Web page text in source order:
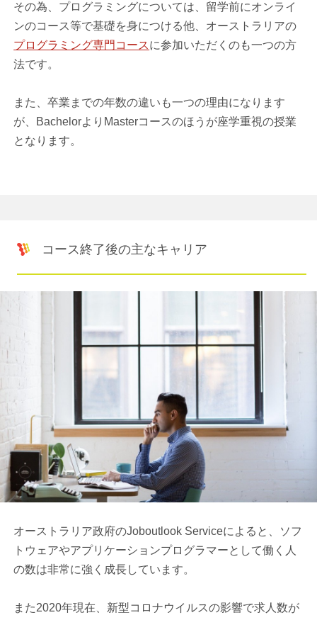
その為、プログラミングについては、留学前にオンライ
ンのコース等で基礎を身につける他、オーストラリアの
プログラミング専門コースに参加いただくのも一つの方
法です。
また、卒業までの年数の違いも一つの理由になります
が、BachelorよりMasterコースのほうが座学重視の授業
となります。
コース終了後の主なキャリア
オーストラリア政府のJoboutlook Serviceによると、ソフ
トウェアやアプリケーションプログラマーとして働く人
の数は非常に強く成長しています。
また2020年現在、新型コロナウイルスの影響で求人数が